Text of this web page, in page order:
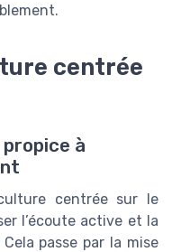
centrée
à
centrée sur le
l’écoute active et la
passe par la mise